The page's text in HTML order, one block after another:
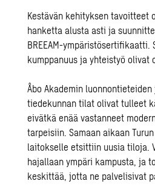
Kestävän kehityksen tavoitteet
hanketta alusta asti ja
BREEAM-ympäristösertifikaatti.
kumppanuus ja yhteistyö olivat
Åbo Akademin
tiedekunnan tilat olivat tulleet
eivätkä enää vastanneet
tarpeisiin. Samaan aikaan
laitokselle etsittiin uusia tiloja.
hajallaan ympäri kampusta, ja
keskittää, jotta ne palvelisivat